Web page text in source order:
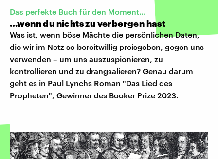
Das perfekte Buch für den Moment…
…wenn du nichts zu verbergen hast
Was ist, wenn böse Mächte die persönlichen Daten,
die wir im Netz so bereitwillig preisgeben, gegen uns
verwenden – um uns auszuspionieren, zu
kontrollieren und zu drangsalieren? Genau darum
geht es in Paul Lynchs Roman "Das Lied des
Propheten", Gewinner des Booker Prize 2023.